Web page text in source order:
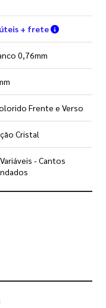
+ frete Verifique
0,76mm
Frente e Verso
Cristal
- Cantos
nossos gabaritos